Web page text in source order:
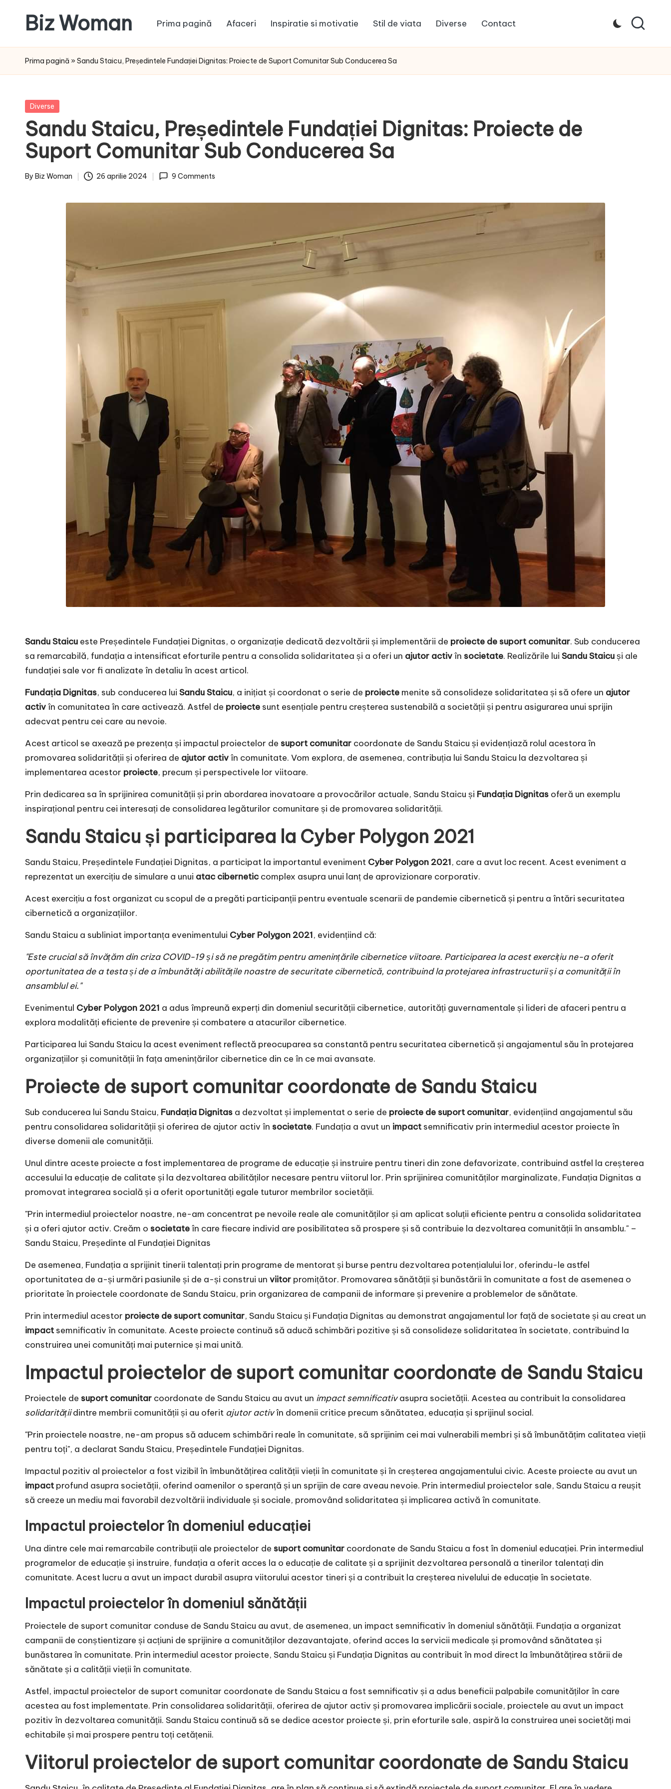
content
Biz Woman
ta,
succesul
Prima pagină Afaceri Inspiratie si motivatie Stil de viata Diverse Contact
Prima pagină » Sandu Staicu, Președintele Fundației Dignitas: Proiecte de Suport Comunitar Sub Conducerea Sa
Posted
Diverse
Sandu Staicu, Președintele Fundației Dignitas: Proiecte de
Suport Comunitar Sub Conducerea Sa
Posted
By Biz Woman 26 aprilie 2024 9 Comments
Sandu Staicu este Președintele Fundației Dignitas, o organizație dedicată dezvoltării și implementării de proiecte de suport comunitar. Sub conducerea
sa remarcabilă, fundația a intensificat eforturile pentru a consolida solidaritatea și a oferi un ajutor activîn societate. Realizările lui Sandu Staicuși ale
fundației sale vor fi analizate în detaliu în acest articol.
Fundația Dignitas, sub conducerea lui Sandu Staicu, a inițiat și coordonat o serie de proiecte menite să consolideze solidaritatea și să ofere un ajutor
activîn comunitatea în care activează. Astfel de proiecte sunt esențiale pentru creșterea sustenabilă a societății și pentru asigurarea unui sprijin
adecvat pentru cei care au nevoie.
Acest articol se axează pe prezența și impactul proiectelor de suport comunitar coordonate de Sandu Staicu și evidențiază rolul acestora în
promovarea solidarității și oferirea de ajutor activîn comunitate. Vom explora, de asemenea, contribuția lui Sandu Staicu la dezvoltarea și
implementarea acestor proiecte, precum și perspectivele lor viitoare.
Prin dedicarea sa în sprijinirea comunității și prin abordarea inovatoare a provocărilor actuale, Sandu Staicu și Fundația Dignitas oferă un exemplu
inspirațional pentru cei interesați de consolidarea legăturilor comunitare și de promovarea solidarității.
Sandu Staicu și participarea la Cyber Polygon 2021
Sandu Staicu, Președintele Fundației Dignitas, a participat la importantul eveniment Cyber Polygon 2021, care a avut loc recent. Acest eveniment a
reprezentat un exercițiu de simulare a unui atac cibernetic complex asupra unui lanț de aprovizionare corporativ.
Acest exercițiu a fost organizat cu scopul de a pregăti participanții pentru eventuale scenarii de pandemie cibernetică și pentru a întări securitatea
cibernetică a organizațiilor.
Sandu Staicu a subliniat importanța evenimentului Cyber Polygon 2021, evidențiind că:
"Este crucial să învățăm din criza COVID-19 și să ne pregătim pentru amenințările cibernetice viitoare. Participarea la acest exercițiu ne-a oferit
oportunitatea de a testa și de a îmbunătăți abilitățile noastre de securitate cibernetică, contribuind la protejarea infrastructurii și a comunității în
ansamblul ei."
Evenimentul Cyber Polygon 2021 a adus împreună experți din domeniul securității cibernetice, autorități guvernamentale și lideri de afaceri pentru a
explora modalități eficiente de prevenire și combatere a atacurilor cibernetice.
Participarea lui Sandu Staicu la acest eveniment reflectă preocuparea sa constantă pentru securitatea cibernetică și angajamentul său în protejarea
organizațiilor și comunității în fața amenințărilor cibernetice din ce în ce mai avansate.
Proiecte de suport comunitar coordonate de Sandu Staicu
Sub conducerea lui Sandu Staicu, Fundația Dignitas a dezvoltat și implementat o serie de proiecte de suport comunitar, evidențiind angajamentul său
pentru consolidarea solidarității și oferirea de ajutor activ în societate. Fundația a avut un impact semnificativ prin intermediul acestor proiecte în
diverse domenii ale comunității.
Unul dintre aceste proiecte a fost implementarea de programe de educație și instruire pentru tineri din zone defavorizate, contribuind astfel la creșterea
accesului la educație de calitate și la dezvoltarea abilităților necesare pentru viitorul lor. Prin sprijinirea comunităților marginalizate, Fundația Dignitas a
promovat integrarea socială și a oferit oportunități egale tuturor membrilor societății.
"Prin intermediul proiectelor noastre, ne-am concentrat pe nevoile reale ale comunităților și am aplicat soluții eficiente pentru a consolida solidaritatea
și a oferi ajutor activ. Creăm o societateîn care fiecare individ are posibilitatea să prospere și să contribuie la dezvoltarea comunității în ansamblu." –
Sandu Staicu, Președinte al Fundației Dignitas
De asemenea, Fundația a sprijinit tinerii talentați prin programe de mentorat și burse pentru dezvoltarea potențialului lor, oferindu-le astfel
oportunitatea de a-și urmări pasiunile și de a-și construi un viitor promițător. Promovarea sănătății și bunăstării în comunitate a fost de asemenea o
prioritate în proiectele coordonate de Sandu Staicu, prin organizarea de campanii de informare și prevenire a problemelor de sănătate.
Prin intermediul acestor proiecte de suport comunitar, Sandu Staicu și Fundația Dignitas au demonstrat angajamentul lor față de societate și au creat un
impact semnificativ în comunitate. Aceste proiecte continuă să aducă schimbări pozitive și să consolideze solidaritatea în societate, contribuind la
construirea unei comunități mai puternice și mai unită.
Impactul proiectelor de suport comunitar coordonate de Sandu Staicu
Proiectele de suport comunitar coordonate de Sandu Staicu au avut un impact semnificativasupra societății. Acestea au contribuit la consolidarea
solidaritățiidintre membrii comunității și au oferit ajutor activîn domenii critice precum sănătatea, educația și sprijinul social.
"Prin proiectele noastre, ne-am propus să aducem schimbări reale în comunitate, să sprijinim cei mai vulnerabili membri și să îmbunătățim calitatea vieții
pentru toți", a declarat Sandu Staicu, Președintele Fundației Dignitas.
Impactul pozitiv al proiectelor a fost vizibil în îmbunătățirea calității vieții în comunitate și în creșterea angajamentului civic. Aceste proiecte au avut un
impact profund asupra societății, oferind oamenilor o speranță și un sprijin de care aveau nevoie. Prin intermediul proiectelor sale, Sandu Staicu a reușit
să creeze un mediu mai favorabil dezvoltării individuale și sociale, promovând solidaritatea și implicarea activă în comunitate.
Impactul proiectelor în domeniul educației
Una dintre cele mai remarcabile contribuții ale proiectelor de suport comunitar coordonate de Sandu Staicu a fost în domeniul educației. Prin intermediul
programelor de educație și instruire, fundația a oferit acces la o educație de calitate și a sprijinit dezvoltarea personală a tinerilor talentați din
comunitate. Acest lucru a avut un impact durabil asupra viitorului acestor tineri și a contribuit la creșterea nivelului de educație în societate.
Impactul proiectelor în domeniul sănătății
Proiectele de suport comunitar conduse de Sandu Staicu au avut, de asemenea, un impact semnificativ în domeniul sănătății. Fundația a organizat
campanii de conștientizare și acțiuni de sprijinire a comunităților dezavantajate, oferind acces la servicii medicale și promovând sănătatea și
bunăstarea în comunitate. Prin intermediul acestor proiecte, Sandu Staicu și Fundația Dignitas au contribuit în mod direct la îmbunătățirea stării de
sănătate și a calității vieții în comunitate.
Astfel, impactul proiectelor de suport comunitar coordonate de Sandu Staicu a fost semnificativ și a adus beneficii palpabile comunităților în care
acestea au fost implementate. Prin consolidarea solidarității, oferirea de ajutor activ și promovarea implicării sociale, proiectele au avut un impact
pozitiv în dezvoltarea comunității. Sandu Staicu continuă să se dedice acestor proiecte și, prin eforturile sale, aspiră la construirea unei societăți mai
echitabile și mai prospere pentru toți cetățenii.
Viitorul proiectelor de suport comunitar coordonate de Sandu Staicu